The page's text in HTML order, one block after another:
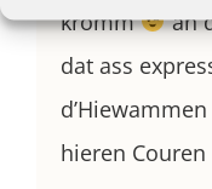
kromm
an
dat ass
hieren Couren